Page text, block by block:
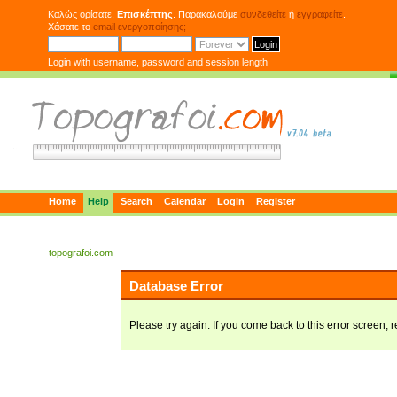
Καλώς ορίσατε, Επισκέπτης . Παρακαλούμε συνδεθείτε ή εγγραφείτε
Χάσατε το email ενεργοποίησης;
Login with username, password and session length
Home Help Search Calendar Login Register
topografoi.com
Database Error
Please try again. If you come back to this error screen,